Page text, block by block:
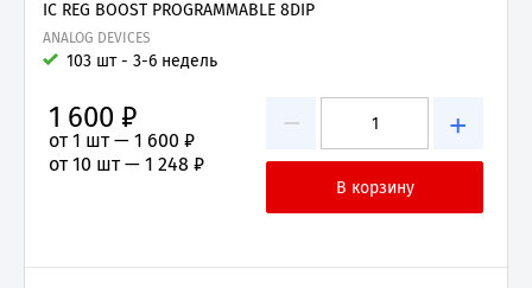
IC REG BOOST PROGRAMMABLE 8DIP
ANALOG DEVICES
103 шт - 3-6 недель
− +
1 600 ₽
от 1 шт — 1 600 ₽
от 10 шт — 1 248 ₽